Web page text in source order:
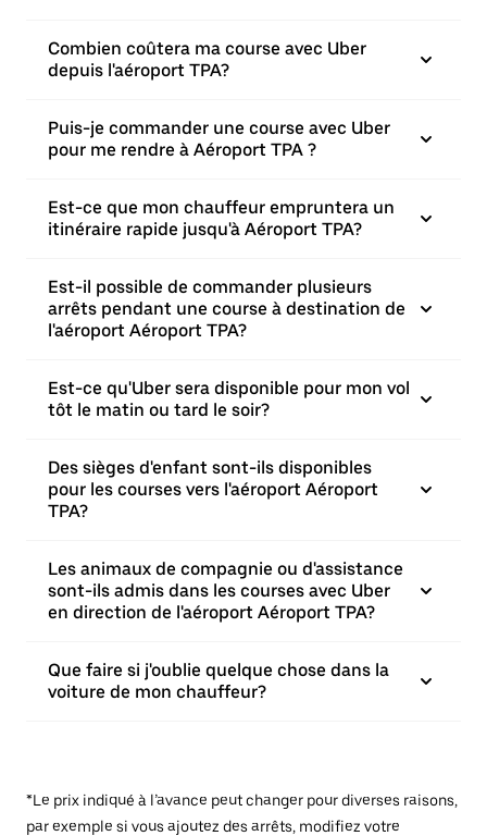
Combien coûtera ma course avec Uber
depuis l'aéroport TPA?
Puis-je commander une course avec Uber
pour me rendre à Aéroport TPA ?
Est-ce que mon chauffeur empruntera un
itinéraire rapide jusqu'à Aéroport TPA?
Est-il possible de commander plusieurs
arrêts pendant une course à destination de
l'aéroport Aéroport TPA?
Est-ce qu'Uber sera disponible pour mon vol
tôt le matin ou tard le soir?
Des sièges d'enfant sont-ils disponibles
pour les courses vers l'aéroport Aéroport
TPA?
Les animaux de compagnie ou d'assistance
sont-ils admis dans les courses avec Uber
en direction de l'aéroport Aéroport TPA?
Que faire si j'oublie quelque chose dans la
voiture de mon chauffeur?
*Le prix indiqué à l’avance peut changer pour diverses raisons,
par exemple si vous ajoutez des arrêts, modifiez votre